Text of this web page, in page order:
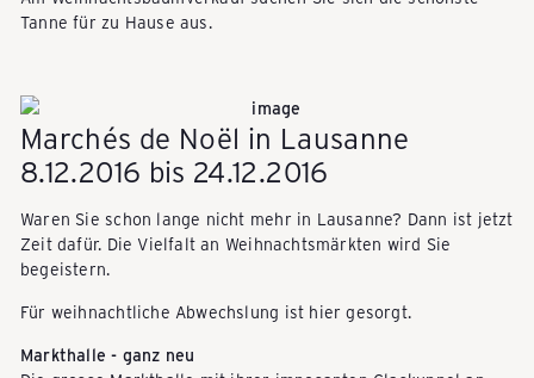
i
s
e
g
e
Tanne für zu Hause aus.
Marchés de Noël in Lausanne
8.12.2016 bis 24.12.2016
Waren Sie schon lange nicht mehr in Lausanne? Dann ist jetzt
Zeit dafür. Die Vielfalt an Weihnachtsmärkten wird Sie
begeistern.
Für weihnachtliche Abwechslung ist hier gesorgt.
Markthalle - ganz neu